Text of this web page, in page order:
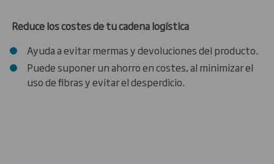
Reduce los costes de tu cadena logística
Ayuda a evitar mermas y devoluciones del producto.
Puede suponer un ahorro en costes, al minimizar el
uso de fibras y evitar el desperdicio.